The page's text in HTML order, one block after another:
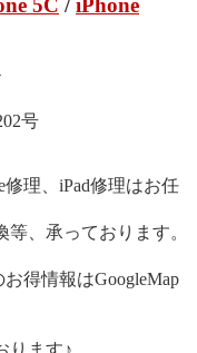
5C /iPhone
号
理、iPad修理はお任
、承っております。
得情報はGoogleMap
ります♪